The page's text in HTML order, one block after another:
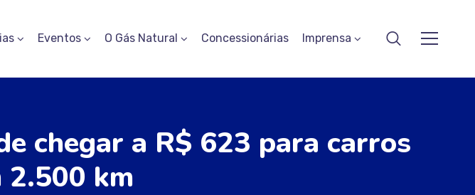
Eventos O Gás Natural Concessionárias Imprensa
chegar a R$ 623 para carros
2.500 km